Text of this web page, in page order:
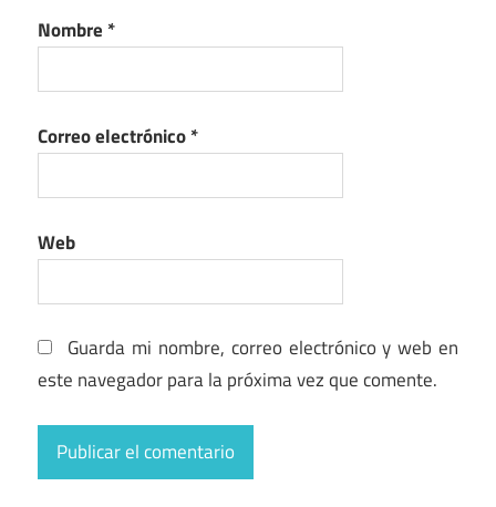
Nombre *
Correo electrónico*
Web
Guarda mi nombre, correo electrónico y web en
este navegador para la próxima vez que comente.